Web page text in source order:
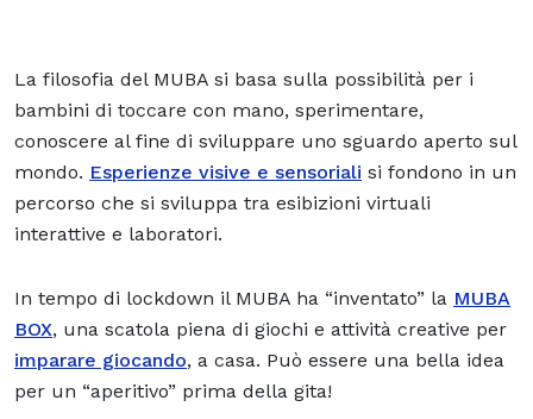
La filosofia del MUBA si basa sulla possibilità per i
bambini di toccare con mano, sperimentare,
conoscere al fine di sviluppare uno sguardo aperto sul
mondo. Esperienze visive e sensoriali si fondono in un
percorso che si sviluppa tra esibizioni virtuali
interattive e laboratori.
In tempo di lockdown il MUBA ha “inventato” la MUBA
BOX, una scatola piena di giochi e attività creative per
imparare giocando, a casa. Può essere una bella idea
per un “aperitivo” prima della gita!